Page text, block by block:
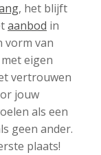
, het blijft
aanbod in
vorm van
eigen
vertrouwen
jouw
als een
geen ander.
plaats!